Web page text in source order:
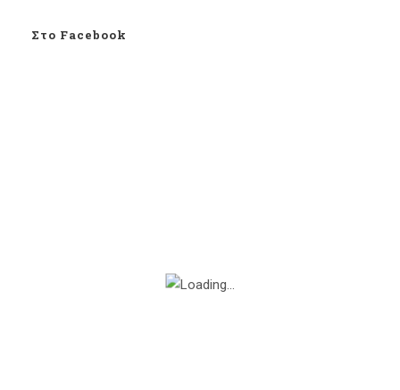
Στο Facebook